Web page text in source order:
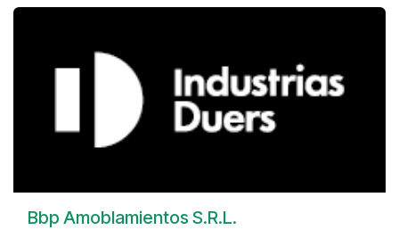
Bbp Amoblamientos S.R.L.